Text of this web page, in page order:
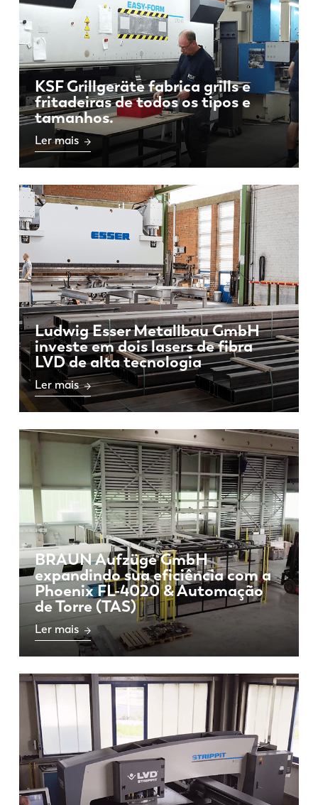
KSF Grillgeräte fabrica grills e
fritadeiras de todos os tipos e
tamanhos.
Ler mais
Ludwig Esser Metallbau GmbH
investe em dois lasers de fibra
LVD de alta tecnologia
Ler mais
BRAUN Aufzüge GmbH
expandindo sua eficiência com a
Phoenix FL-4020 & Automação
de Torre (TAS)
Ler mais
PL SK
KO CN